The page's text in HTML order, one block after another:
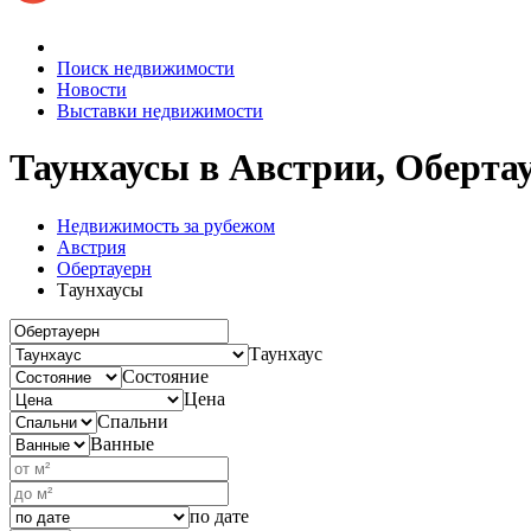
Поиск недвижимости
Новости
Выставки недвижимости
Таунхаусы в Австрии,
Недвижимость за рубежом
Австрия
Обертауерн
Таунхаусы
Таунхаус
Состояние
Цена
Спальни
Ванные
по дате